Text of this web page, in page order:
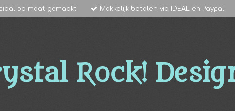
op maat gemaakt Makkelijk betalen via IDEAL en Paypal
Rock!